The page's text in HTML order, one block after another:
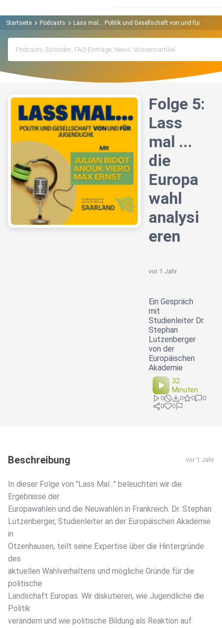
Startseite Podcasts Lass mal... Politik und Gesellschaft von und für
Folge 5:
Lass
mal ...
die
Europa
wahl
analysi
eren
vor 1 Jahr
Ein Gespräch
mit
Studienleiter Dr.
Stephan
Lutzenberger
von der
Europäischen
Akademie
32
Minuten
0 0 0
0
0
0
Beschreibung vor 1 Jahr
In dieser Folge von "Lass Mal..." beleuchten wir die
Ergebnisse der
Europawahlen und die Neuwahlen in Frankreich. Dr. Stephan
Lutzenberger, Studienleiter an der Europäischen Akademie
in
Otzenhausen, teilt seine Expertise über die Hintergründe
des
aktuellen Wahlverhaltens und mögliche Gründe für die
politische
Landschaft Europas. Wir diskutieren, wie Jugendliche die
Politik
verändern und wie politische Bildung als Reaktion auf